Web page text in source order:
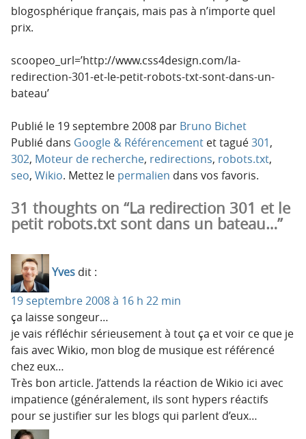
blogosphérique français, mais pas à n’importe quel
prix.
scoopeo_url=’http://www.css4design.com/la-
redirection-301-et-le-petit-robots-txt-sont-dans-un-
bateau’
Publié le 19 septembre 2008 par Bruno Bichet
Publié dans Google & Référencement et tagué301,
302, Moteur de recherche, redirections, robots.txt,
seo, Wikio. Mettez le permalien dans vos favoris.
31 thoughts on “La redirection 301 et le
petit robots.txt sont dans un bateau…”
Yves dit :
19 septembre 2008 à 16 h 22 min
ça laisse songeur…
je vais réfléchir sérieusement à tout ça et voir ce que je
fais avec Wikio, mon blog de musique est référencé
chez eux…
Très bon article. J’attends la réaction de Wikio ici avec
impatience (généralement, ils sont hypers réactifs
pour se justifier sur les blogs qui parlent d’eux…